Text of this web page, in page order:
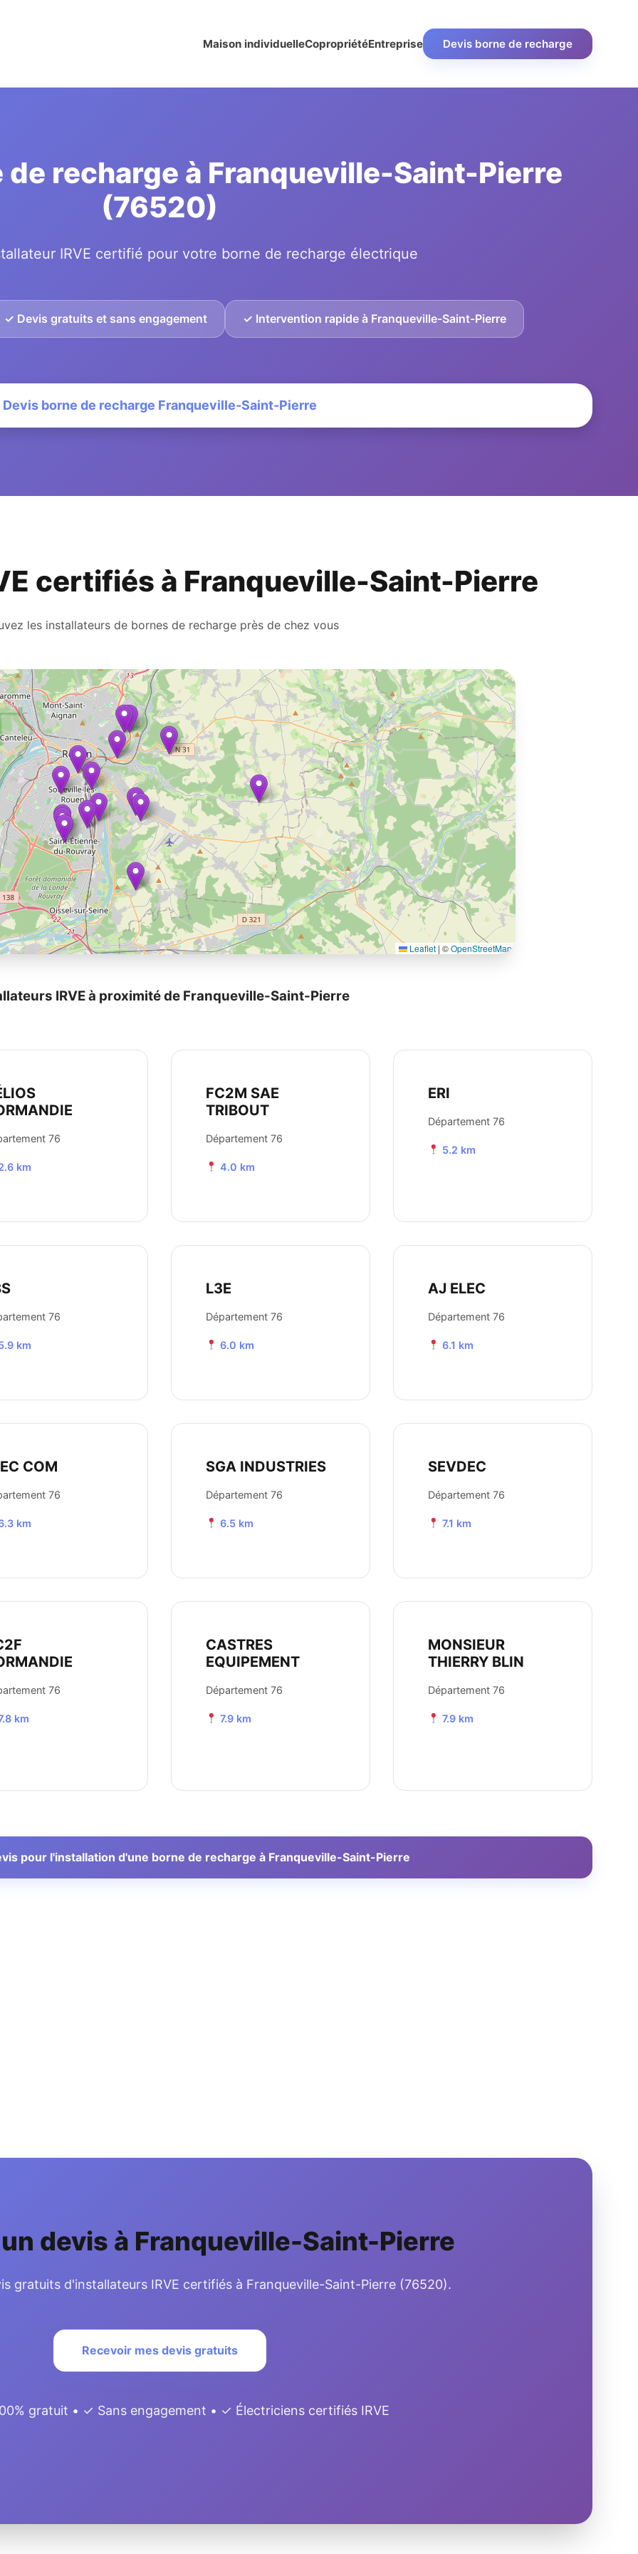
Maison individuelleCopropriétéEntreprise Devis borne de recharge
recharge à Franqueville-Saint-Pierre
(76520)
IRVE certifié pour votre borne de recharge électrique
✓ Devis gratuits et sans engagement ✓ Intervention rapide à Franqueville-Saint-Pierre
Devis borne de recharge Franqueville-Saint-Pierre
certifiés à Franqueville-Saint-Pierre
les installateurs de bornes de recharge près de chez vous
Leaflet | ©OpenStreetMap
IRVE à proximité de Franqueville-Saint-Pierre
76
km
FC2M SAE
TRIBOUT
Département 76
4.0 km
ERI
Département 76
5.2 km
76
km
L3E
Département 76
6.0 km
AJ ELEC
Département 76
6.1 km
COM
76
km
SGA INDUSTRIES
Département 76
6.5 km
SEVDEC
Département 76
7.1 km
76
km
CASTRES
EQUIPEMENT
Département 76
7.9 km
MONSIEUR
THIERRY BLIN
Département 76
7.9 km
pour l'installation d'une borne de recharge à Franqueville-Saint-Pierre
devis à Franqueville-Saint-Pierre
gratuits d'installateurs IRVE certifiés à Franqueville-Saint-Pierre (76520).
Recevoir mes devis gratuits
gratuit • ✓ Sans engagement • ✓ Électriciens certifiés IRVE